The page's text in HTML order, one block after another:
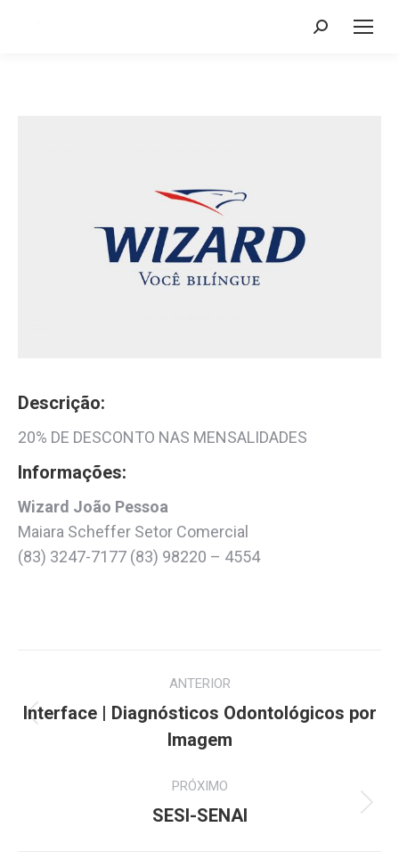
Search:
Descrição:
20% DE DESCONTO NAS MENSALIDADES
Informações:
Wizard João Pessoa
Maiara Scheffer Setor Comercial
(83) 3247-7177 (83) 98220 – 4554
navigation
ANTERIOR
Previous
project:
Interface | Diagnósticos Odontológicos por
Imagem
PRÓXIMO
Next
SESI-SENAI